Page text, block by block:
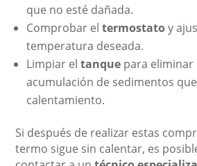
que no esté dañada.
Comprobar eltermostatoy
temperatura deseada.
Limpiar eltanque para
acumulación de sedimentos
calentamiento.
Si después de realizar estas
termo sigue sin calentar, es